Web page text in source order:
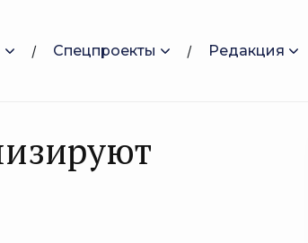
Спецпроекты Редакция